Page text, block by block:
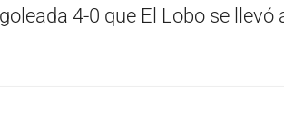
4-0 que El Lobo se llevó